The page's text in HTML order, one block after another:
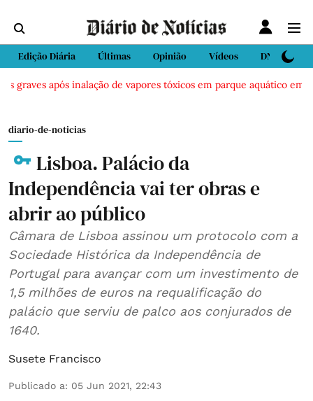
Edição Diária Últimas Opinião Vídeos DN Sport
graves após inalação de vapores tóxicos em parque aquático em
diario-de-noticias
Lisboa. Palácio da
Independência vai ter obras e
abrir ao público
Câmara de Lisboa assinou um protocolo com a
Sociedade Histórica da Independência de
Portugal para avançar com um investimento de
1,5 milhões de euros na requalificação do
palácio que serviu de palco aos conjurados de
1640.
Susete Francisco
Publicado a: 05 Jun 2021, 22:43